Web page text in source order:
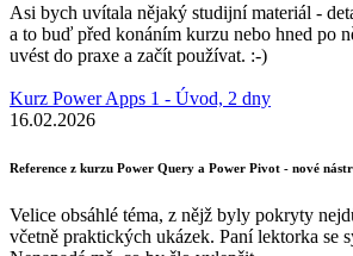
Asi bych uvítala nějaký studijní materiál -
a to buď před konáním kurzu nebo hned po
uvést do praxe a začít používat. :-)
Kurz Power Apps 1 - Úvod, 2 dny
16.02.2026
Reference z kurzu Power Query a Power Pivot - nové
Velice obsáhlé téma, z nějž byly pokryty
včetně praktických ukázek. Paní lektorka se